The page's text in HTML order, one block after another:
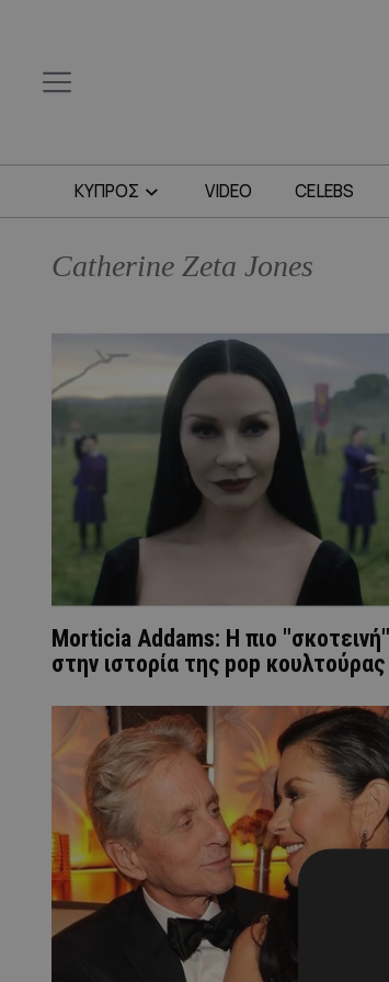
ΚΥΠΡΟΣ VIDEO CELEBS
Catherine Zeta Jones
Morticia Addams: Η πιο
στην ιστορία της pop κουλτούρας